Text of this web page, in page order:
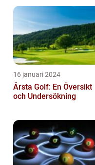
16 januari 2024
Årsta Golf: En Översikt
och Undersökning